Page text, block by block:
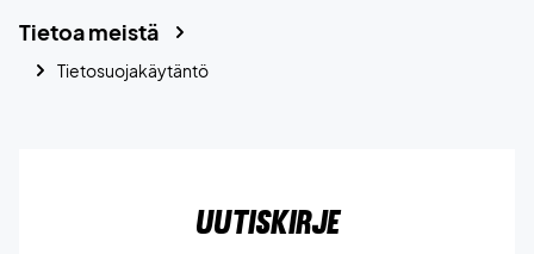
Tietoa meistä
Tietosuojakäytäntö
Uutiskirje